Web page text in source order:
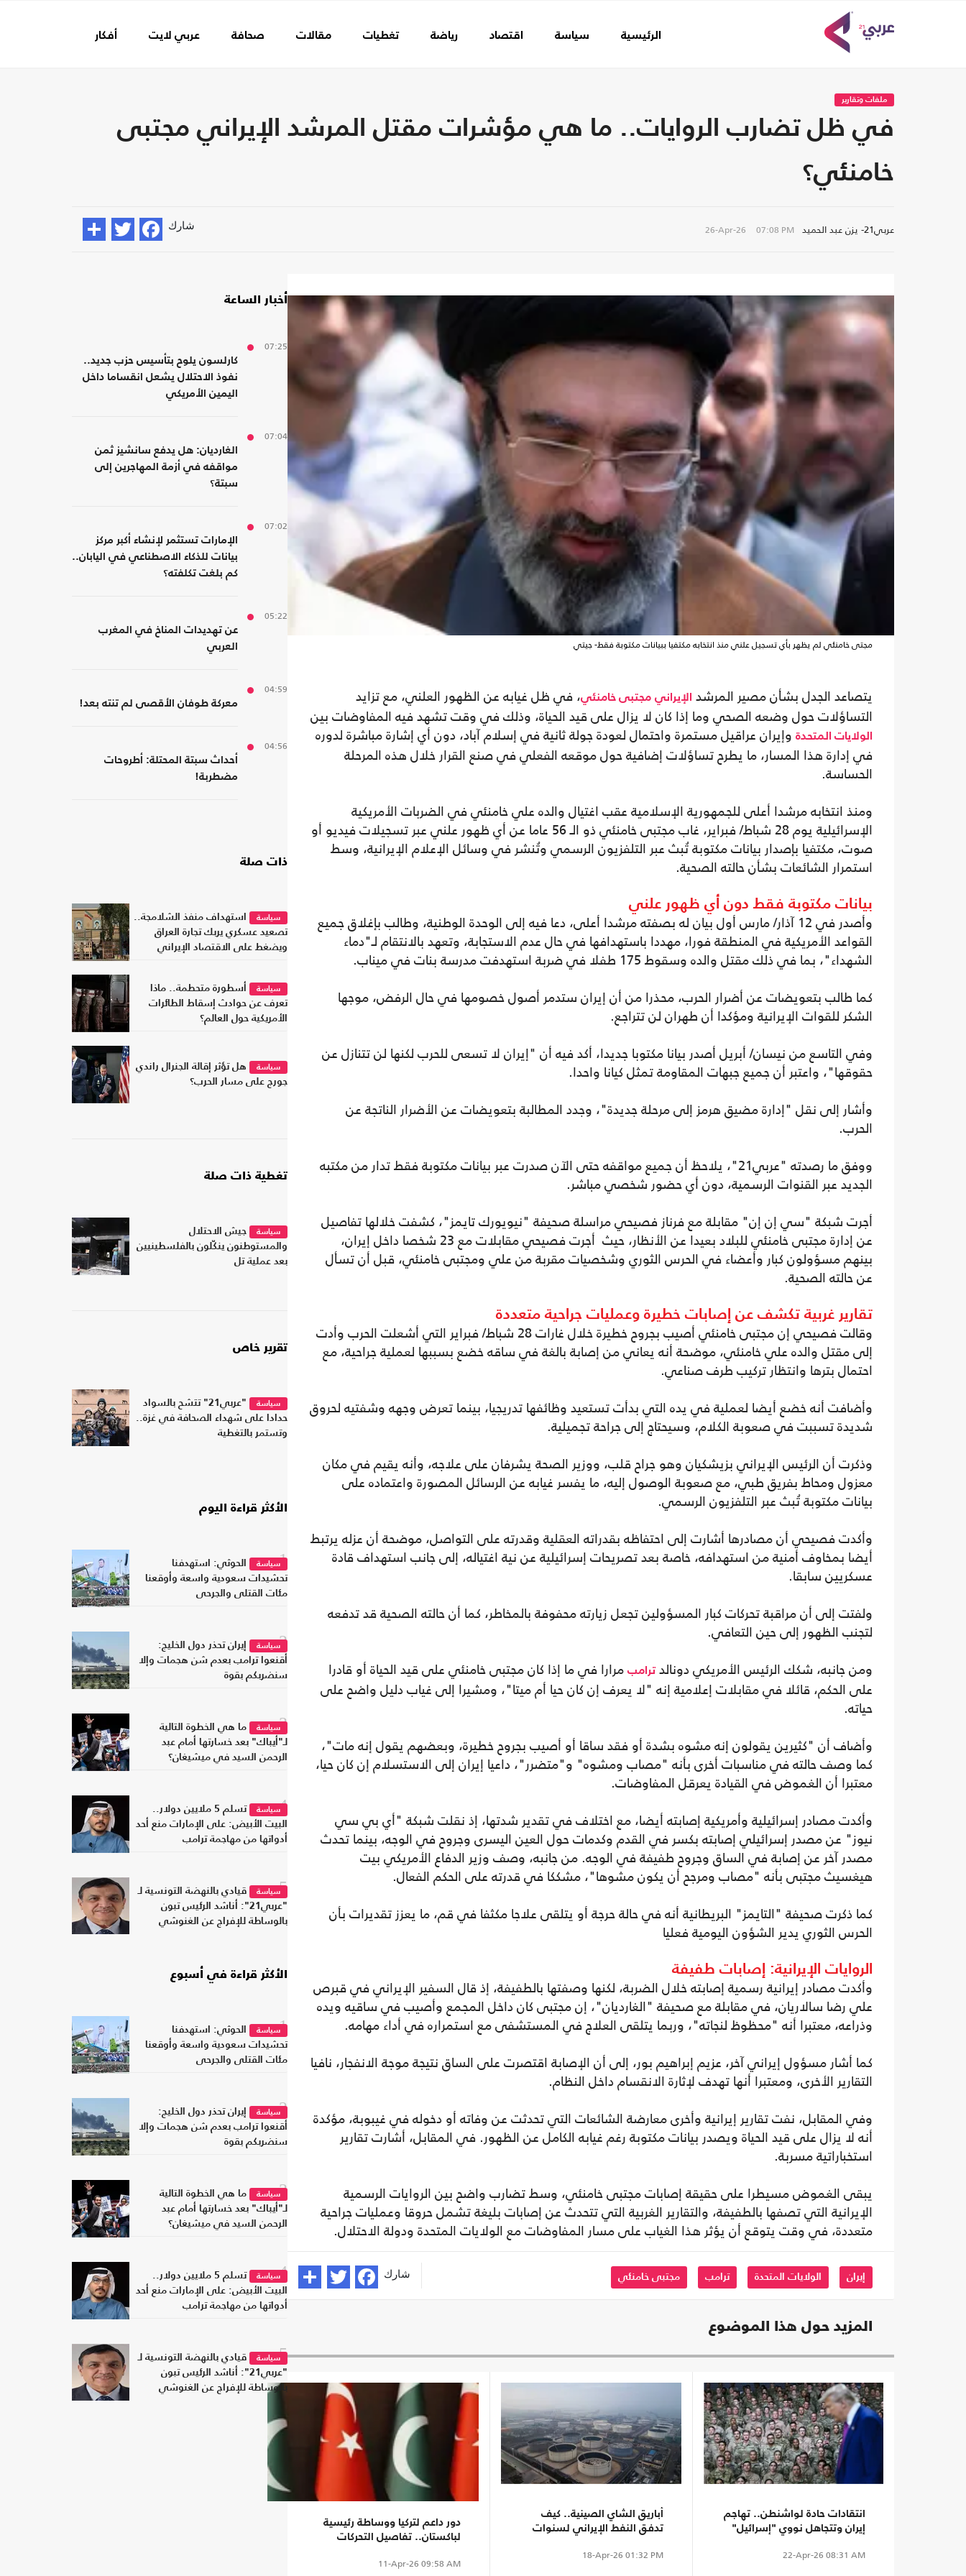
الرئيسية سياسة اقتصاد رياضة تغطيات مقالات صحافة عربي لايت أفكار
ملفات وتقارير
في ظل تضارب الروايات.. ما هي مؤشرات مقتل المرشد الإيراني مجتبى
خامنئي؟
عربي21- يزن عبد الحميد 26-Apr-26 07:08 PM شارك
مجتى خامنئي لم يظهر بأي تسجيل علني منذ انتخابه مكتفيا ببيانات مكتوبة فقط- جيتي
يتصاعد الجدل بشأن مصير المرشد الإيراني مجتبى خامنئي، في ظل غيابه عن الظهور العلني، مع تزايد
التساؤلات حول وضعه الصحي وما إذا كان لا يزال على قيد الحياة، وذلك في وقت تشهد فيه المفاوضات بين
الولايات المتحدة وإيران عراقيل مستمرة واحتمال لعودة جولة ثانية في إسلام آباد، دون أي إشارة مباشرة لدوره
في إدارة هذا المسار، ما يطرح تساؤلات إضافية حول موقعه الفعلي في صنع القرار خلال هذه المرحلة
الحساسة.
ومنذ انتخابه مرشدا أعلى للجمهورية الإسلامية عقب اغتيال والده علي خامنئي في الضربات الأمريكية
الإسرائيلية يوم 28 شباط/ فبراير، غاب مجتبى خامنئي ذو الـ 56 عاما عن أي ظهور علني عبر تسجيلات فيديو أو
صوت، مكتفيا بإصدار بيانات مكتوبة تُبث عبر التلفزيون الرسمي وتُنشر في وسائل الإعلام الإيرانية، وسط
استمرار الشائعات بشأن حالته الصحية.
بيانات مكتوبة فقط دون أي ظهور علني
وأصدر في 12 آذار/ مارس أول بيان له بصفته مرشدا أعلى، دعا فيه إلى الوحدة الوطنية، وطالب بإغلاق جميع
القواعد الأمريكية في المنطقة فورا، مهددا باستهدافها في حال عدم الاستجابة، وتعهد بالانتقام لـ"دماء
الشهداء"، بما في ذلك مقتل والده وسقوط 175 طفلا في ضربة استهدفت مدرسة بنات في ميناب.
كما طالب بتعويضات عن أضرار الحرب، محذرا من أن إيران ستدمر أصول خصومها في حال الرفض، موجها
الشكر للقوات الإيرانية ومؤكدا أن طهران لن تتراجع.
وفي التاسع من نيسان/ أبريل أصدر بيانا مكتوبا جديدا، أكد فيه أن "إيران لا تسعى للحرب لكنها لن تتنازل عن
حقوقها"، واعتبر أن جميع جبهات المقاومة تمثل كيانا واحدا.
وأشار إلى نقل "إدارة مضيق هرمز إلى مرحلة جديدة"، وجدد المطالبة بتعويضات عن الأضرار الناتجة عن
الحرب.
ووفق ما رصدته "عربي21"، يلاحظ أن جميع مواقفه حتى الآن صدرت عبر بيانات مكتوبة فقط تدار من مكتبه
الجديد عبر القنوات الرسمية، دون أي حضور شخصي مباشر.
أجرت شبكة "سي إن إن" مقابلة مع فرناز فصيحي مراسلة صحيفة "نيويورك تايمز"، كشفت خلالها تفاصيل
عن إدارة مجتبى خامنئي للبلاد بعيدا عن الأنظار، حيث أجرت فصيحي مقابلات مع 23 شخصا داخل إيران،
بينهم مسؤولون كبار وأعضاء في الحرس الثوري وشخصيات مقربة من علي ومجتبى خامنئي، قبل أن تسأل
عن حالته الصحية.
تقارير غربية تكشف عن إصابات خطيرة وعمليات جراحية متعددة
وقالت فصيحي إن مجتبى خامنئي أصيب بجروح خطيرة خلال غارات 28 شباط/ فبراير التي أشعلت الحرب وأدت
إلى مقتل والده علي خامنئي، موضحة أنه يعاني من إصابة بالغة في ساقه خضع بسببها لعملية جراحية، مع
احتمال بترها وانتظار تركيب طرف صناعي.
وأضافت أنه خضع أيضا لعملية في يده التي بدأت تستعيد وظائفها تدريجيا، بينما تعرض وجهه وشفتيه لحروق
شديدة تسببت في صعوبة الكلام، وسيحتاج إلى جراحة تجميلية.
وذكرت أن الرئيس الإيراني بزيشكيان وهو جراح قلب، ووزير الصحة يشرفان على علاجه، وأنه يقيم في مكان
معزول ومحاط بفريق طبي، مع صعوبة الوصول إليه، ما يفسر غيابه عن الرسائل المصورة واعتماده على
بيانات مكتوبة تُبث عبر التلفزيون الرسمي.
وأكدت فصيحي أن مصادرها أشارت إلى احتفاظه بقدراته العقلية وقدرته على التواصل، موضحة أن عزله يرتبط
أيضا بمخاوف أمنية من استهدافه، خاصة بعد تصريحات إسرائيلية عن نية اغتياله، إلى جانب استهداف قادة
عسكريين سابقا.
ولفتت إلى أن مراقبة تحركات كبار المسؤولين تجعل زيارته محفوفة بالمخاطر، كما أن حالته الصحية قد تدفعه
لتجنب الظهور إلى حين التعافي.
ومن جانبه، شكك الرئيس الأمريكي دونالدترامب مرارا في ما إذا كان مجتبى خامنئي على قيد الحياة أو قادرا
على الحكم، قائلا في مقابلات إعلامية إنه "لا يعرف إن كان حيا أم ميتا"، ومشيرا إلى غياب دليل واضح على
حياته.
وأضاف أن "كثيرين يقولون إنه مشوه بشدة أو فقد ساقا أو أصيب بجروح خطيرة، وبعضهم يقول إنه مات"،
كما وصف حالته في مناسبات أخرى بأنه "مصاب ومشوه" و"متضرر"، داعيا إيران إلى الاستسلام إن كان حيا،
معتبرا أن الغموض في القيادة يعرقل المفاوضات.
وأكدت مصادر إسرائيلية وأمريكية إصابته أيضا، مع اختلاف في تقدير شدتها، إذ نقلت شبكة "أي بي سي
نيوز" عن مصدر إسرائيلي إصابته بكسر في القدم وكدمات حول العين اليسرى وجروح في الوجه، بينما تحدث
مصدر آخر عن إصابة في الساق وجروح طفيفة في الوجه. من جانبه، وصف وزير الدفاع الأمريكي بيت
هيغسيث مجتبى بأنه "مصاب ومرجح أن يكون مشوها"، مشككا في قدرته على الحكم الفعال.
كما ذكرت صحيفة "التايمز" البريطانية أنه في حالة حرجة أو يتلقى علاجا مكثفا في قم، ما يعزز تقديرات بأن
الحرس الثوري يدير الشؤون اليومية فعليا
الروايات الإيرانية: إصابات طفيفة
وأكدت مصادر إيرانية رسمية إصابته خلال الضربة، لكنها وصفتها بالطفيفة، إذ قال السفير الإيراني في قبرص
علي رضا سالاريان، في مقابلة مع صحيفة "الغارديان"، إن مجتبى كان داخل المجمع وأصيب في ساقيه ويده
وذراعه، معتبرا أنه "محظوظ لنجاته"، وربما يتلقى العلاج في المستشفى مع استمراره في أداء مهامه.
كما أشار مسؤول إيراني آخر، عزيم إبراهيم بور، إلى أن الإصابة اقتصرت على الساق نتيجة موجة الانفجار، نافيا
التقارير الأخرى، ومعتبرا أنها تهدف لإثارة الانقسام داخل النظام.
وفي المقابل، نفت تقارير إيرانية وأخرى معارضة الشائعات التي تحدثت عن وفاته أو دخوله في غيبوبة، مؤكدة
أنه لا يزال على قيد الحياة ويصدر بيانات مكتوبة رغم غيابه الكامل عن الظهور. في المقابل، أشارت تقارير
استخباراتية مسربة.
يبقى الغموض مسيطرا على حقيقة إصابات مجتبى خامنئي، وسط تضارب واضح بين الروايات الرسمية
الإيرانية التي تصفها بالطفيفة، والتقارير الغربية التي تتحدث عن إصابات بليغة تشمل حروقا وعمليات جراحية
متعددة، في وقت يتوقع أن يؤثر هذا الغياب على مسار المفاوضات مع الولايات المتحدة ودولة الاحتلال.
إيران الولايات المتحدة ترامب مجتبى خامنئي شارك
المزيد حول هذا الموضوع
انتقادات حادة لواشنطن.. تهاجم
إيران وتتجاهل نووي "إسرائيل"
22-Apr-26 08:31 AM
أباريق الشاي الصينية.. كيف
تدفق النفط الإيراني لسنوات
18-Apr-26 01:32 PM
دور داعم لتركيا ووساطة رئيسية
لباكستان.. تفاصيل التحركات
11-Apr-26 09:58 AM
أخبار الساعة
07:25
كارلسون يلوح بتأسيس حزب جديد..
نفوذ الاحتلال يشعل انقساما داخل
اليمين الأمريكي
07:04
الغارديان: هل يدفع سانشيز ثمن
مواقفه في أزمة المهاجرين إلى
سبتة؟
07:02
الإمارات تستثمر لإنشاء أكبر مركز
بيانات للذكاء الاصطناعي في اليابان..
كم بلغت تكلفته؟
05:22
عن تهديدات المناخ في المغرب
العربي
04:59
معركة طوفان الأقصى لم تنته بعد!
04:56
أحداث سبتة المحتلة: أطروحات
مضطربة!
ذات صلة
سياسة
استهداف منفذ الشلامجة..
تصعيد عسكري يربك تجارة العراق
ويضغط على الاقتصاد الإيراني
سياسة
أسطورة متحطمة.. ماذا
تعرف عن حوادث إسقاط الطائرات
الأمريكية حول العالم؟
سياسة
هل تؤثر إقالة الجنرال راندي
جورج على مسار الحرب؟
تغطية ذات صلة
سياسة
جيش الاحتلال
والمستوطنون ينكّلون بالفلسطينيين
بعد عملية تل
تقرير خاص
سياسة
"عربي21" تتشح بالسواد
حدادا على شهداء الصحافة في غزة..
وتستمر بالتغطية
الأكثر قراءة اليوم
1سياسة
الحوثي: استهدفنا
تحشيدات سعودية واسعة وأوقعنا
مئات القتلى والجرحى
2سياسة
إيران تحذر دول الخليج:
أقنعوا ترامب بعدم شن هجمات وإلا
سنضربكم بقوة
3سياسة
ما هي الخطوة التالية
لـ"أيباك" بعد خسارتها أمام عبد
الرحمن السيد في ميشيغان؟
4سياسة
تسلم 5 ملايين دولار..
البيت الأبيض: على الإمارات منع أحد
أدواتها من مهاجمة ترامب
5سياسة
قيادي بالنهضة التونسية لـ
"عربي21": أناشد الرئيس تبون
بالوساطة للإفراج عن الغنوشي
الأكثر قراءة في أسبوع
1سياسة
الحوثي: استهدفنا
تحشيدات سعودية واسعة وأوقعنا
مئات القتلى والجرحى
2سياسة
إيران تحذر دول الخليج:
أقنعوا ترامب بعدم شن هجمات وإلا
سنضربكم بقوة
3سياسة
ما هي الخطوة التالية
لـ"أيباك" بعد خسارتها أمام عبد
الرحمن السيد في ميشيغان؟
4سياسة
تسلم 5 ملايين دولار..
البيت الأبيض: على الإمارات منع أحد
أدواتها من مهاجمة ترامب
5سياسة
قيادي بالنهضة التونسية لـ
"عربي21": أناشد الرئيس تبون
بالوساطة للإفراج عن الغنوشي